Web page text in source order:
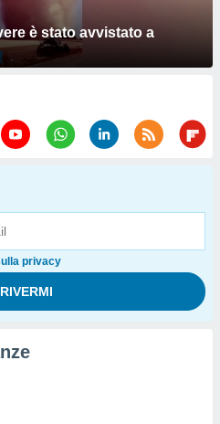
è stato avvistato a
privacy